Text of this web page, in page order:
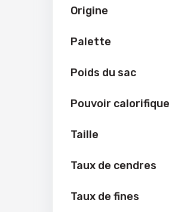
Origine
Palette
Poids du sac
Pouvoir calorifique
Taille
Taux de cendres
Taux de fines